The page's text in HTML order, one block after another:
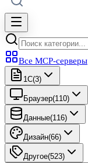
Все MCP-серверы
1C(3)
Браузер(110)
Данные(116)
Дизайн(66)
Другое(523)